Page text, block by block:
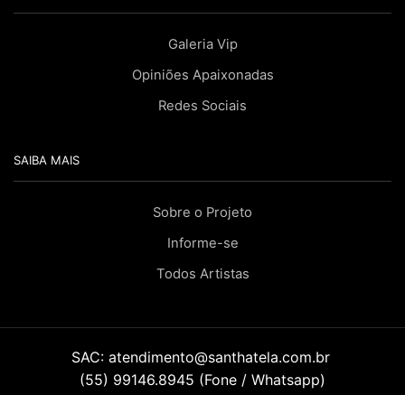
Galeria Vip
Opiniões Apaixonadas
Redes Sociais
SAIBA MAIS
Sobre o Projeto
Informe-se
Todos Artistas
SAC: atendimento@santhatela.com.br
(55) 99146.8945 (Fone / Whatsapp)